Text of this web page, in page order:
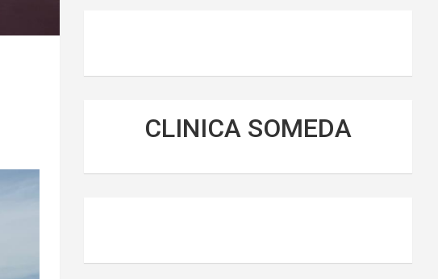
CLINICA SOMEDA